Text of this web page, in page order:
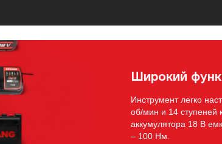
Широкий
Инструмент легко
об/мин и 14 ступеней
аккумулятора 18 В
– 100 Нм.